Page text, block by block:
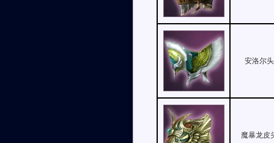
安洛尔
魔暴龙皮